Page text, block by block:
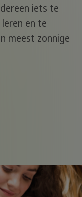
iets te
en te
meest zonnige